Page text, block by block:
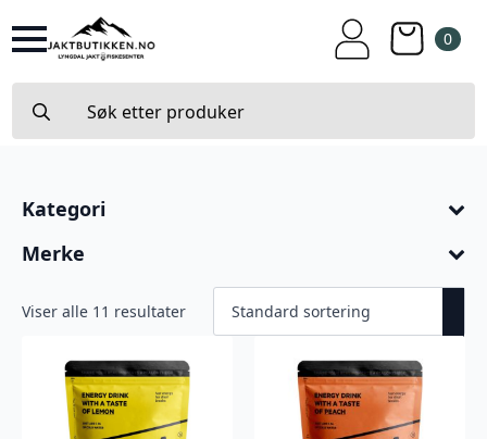
0
for:
Kategori
Merke
Viser alle 11 resultater